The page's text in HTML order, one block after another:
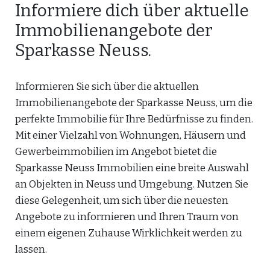
Informiere dich über aktuelle
Immobilienangebote der
Sparkasse Neuss.
Informieren Sie sich über die aktuellen
Immobilienangebote der Sparkasse Neuss, um die
perfekte Immobilie für Ihre Bedürfnisse zu finden.
Mit einer Vielzahl von Wohnungen, Häusern und
Gewerbeimmobilien im Angebot bietet die
Sparkasse Neuss Immobilien eine breite Auswahl
an Objekten in Neuss und Umgebung. Nutzen Sie
diese Gelegenheit, um sich über die neuesten
Angebote zu informieren und Ihren Traum von
einem eigenen Zuhause Wirklichkeit werden zu
lassen.